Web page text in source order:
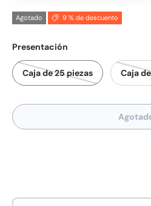
Agotado 9 % de descuento
Presentación
Caja de 25 piezas Caja